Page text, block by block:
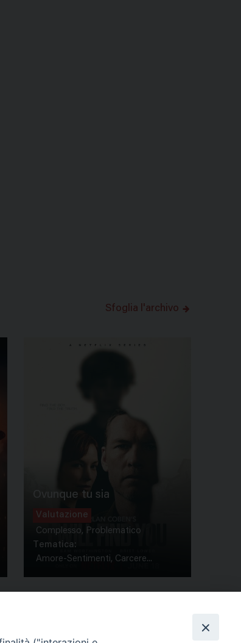
Sfoglia l'archivo
Ovunque tu sia
Valutazione
Complesso, Problematico
Tematica:
Amore-Sentimenti, Carcere...